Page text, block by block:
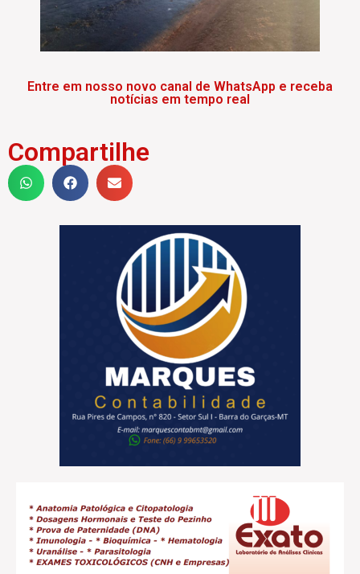
Entre em nosso novo canal de WhatsApp e receba
notícias em tempo real
Compartilhe